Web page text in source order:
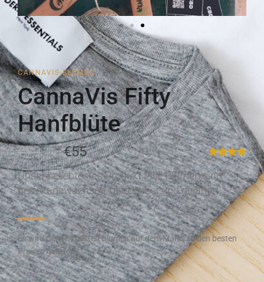
CANNAVIS-BLUMEN
CannaVis Fifty
Hanfblüte
€79 €55
Unser beliebtestes Produkt. Alle Blumen sind
perfekt gewachsen, getrocknet und gelagert.
Es wird mit den besten Blumen auf dem Markt zu den besten
Preisen geliefert